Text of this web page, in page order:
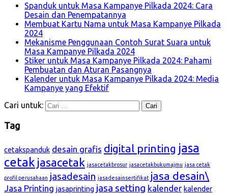
Spanduk untuk Masa Kampanye Pilkada 2024: Cara
Desain dan Penempatannya
Membuat Kartu Nama untuk Masa Kampanye Pilkada
2024
Mekanisme Penggunaan Contoh Surat Suara untuk
Masa Kampanye Pilkada 2024
Stiker untuk Masa Kampanye Pilkada 2024: Pahami
Pembuatan dan Aturan Pasangnya
Kalender untuk Masa Kampanye Pilkada 2024: Media
Kampanye yang Efektif
Cari untuk:
Tag
cetakspanduk desain grafis digital printing jasa
cetak jasacetak jasacetakbrosur jasacetakbukumajmu jasa cetak
profil perusahaan jasadesain jasadesainsertifikat jasa desain\
Jasa Printing jasaprinting jasa setting kalender kalender